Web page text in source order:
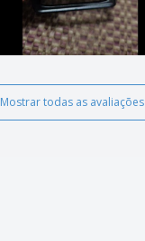
Mostrar todas as avaliações